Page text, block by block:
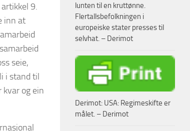
9.
inn at
seie,
i stand til
og ein
lunten til en kruttønne.
Flertallsbefolkningen i
europeiske stater presses til
selvhat. – Derimot
Derimot: USA: Regimeskifte er
målet. – Derimot